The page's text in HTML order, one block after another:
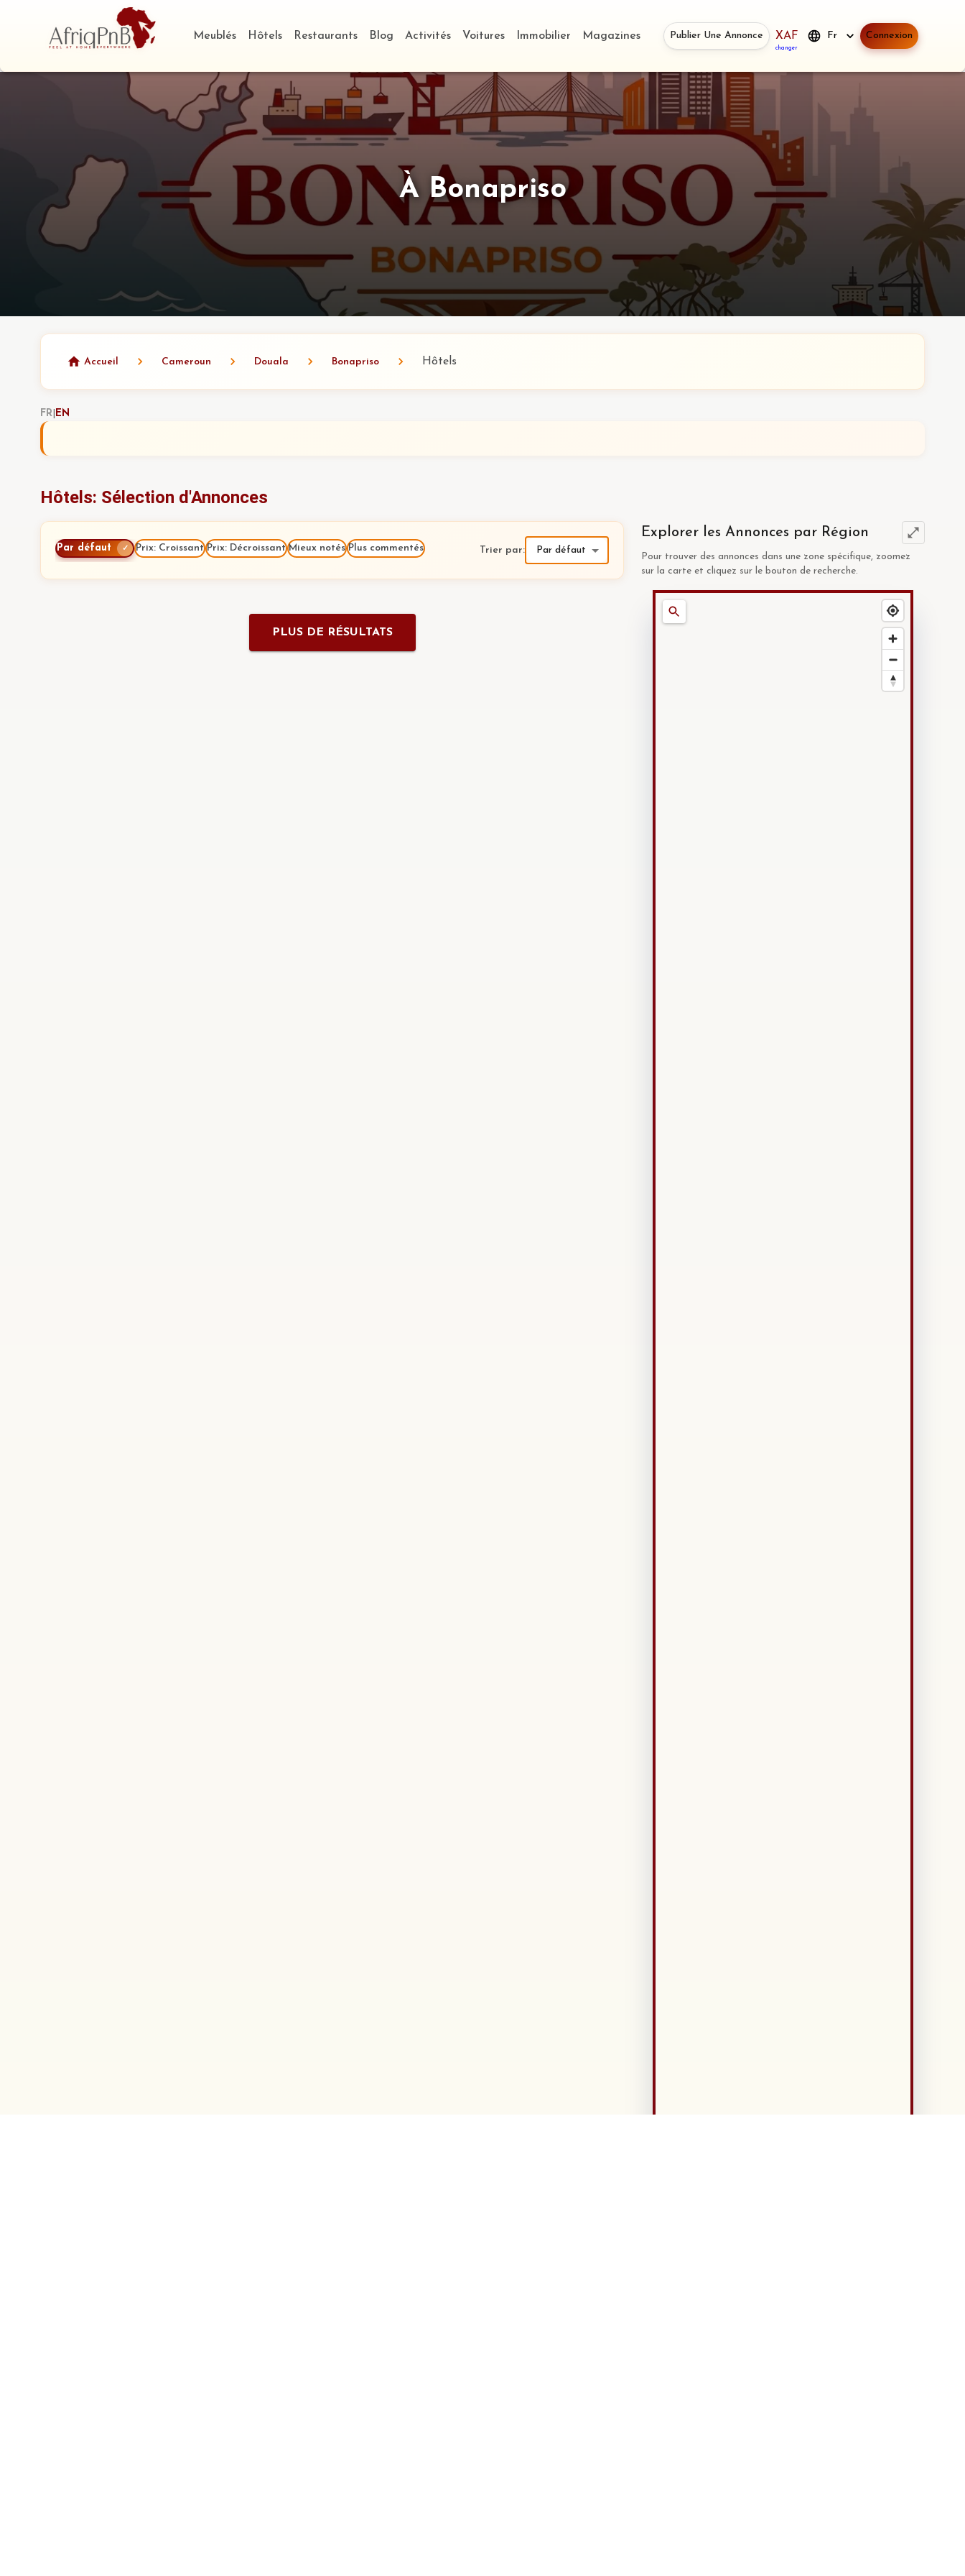
Meublés Hôtels Restaurants Blog Activités Voitures Immobilier Magazines Publier Une Annonce XAF
changer
Fr Connexion
À Bonapriso
Accueil Cameroun Douala Bonapriso Hôtels
FR EN
Hôtels: Sélection d'Annonces
Par défaut ✓ Prix: Croissant Prix: Décroissant Mieux notés Plus commentés Trier par: Par défaut
PLUS DE RÉSULTATS
Explorer les Annonces par Région
Pour trouver des annonces dans une zone spécifique, zoomez
sur la carte et cliquez sur le bouton de recherche.